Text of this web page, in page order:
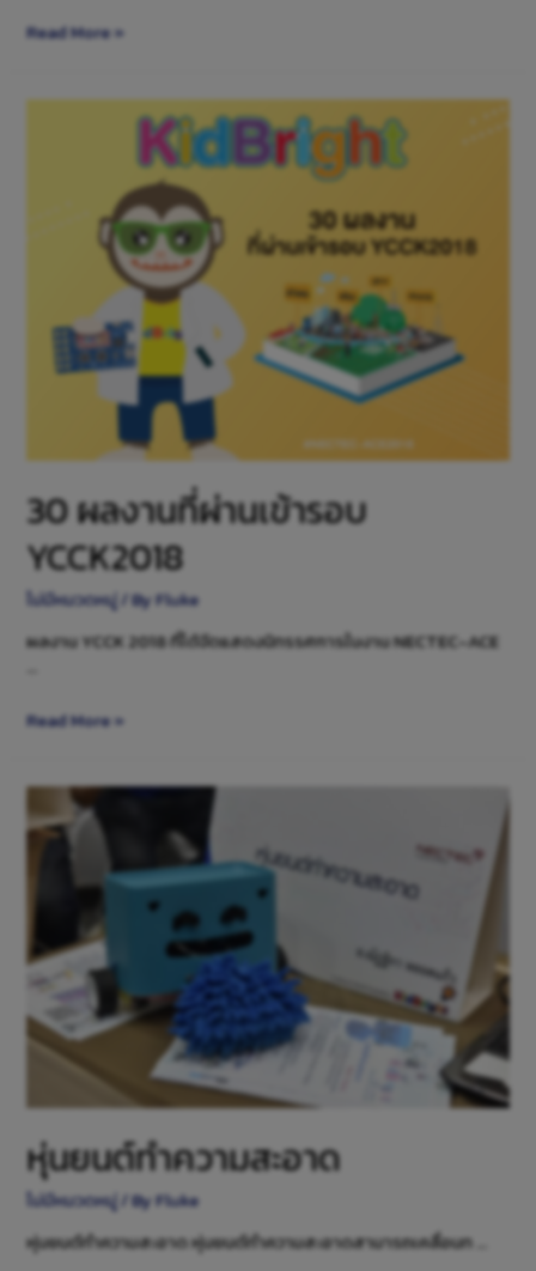
Read More »
30 ผลงานที่ผ่านเข้ารอบ
YCCK2018
ไม่มีหมวดหมู่/ ByFluke
ผลงาน YCCK 2018 ที่ได้จัดแสดงนิทรรศการในงาน NECTEC-ACE
Read More »
หุ่นยนต์ทําความสะอาด
ไม่มีหมวดหมู่/ ByFluke
หุ่นยนต์ทําความสะอาด หุ่นยนต์ทําความสะอาดสามารถเคลื่อนท …